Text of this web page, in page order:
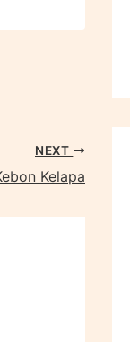
NEXT
Kelapa